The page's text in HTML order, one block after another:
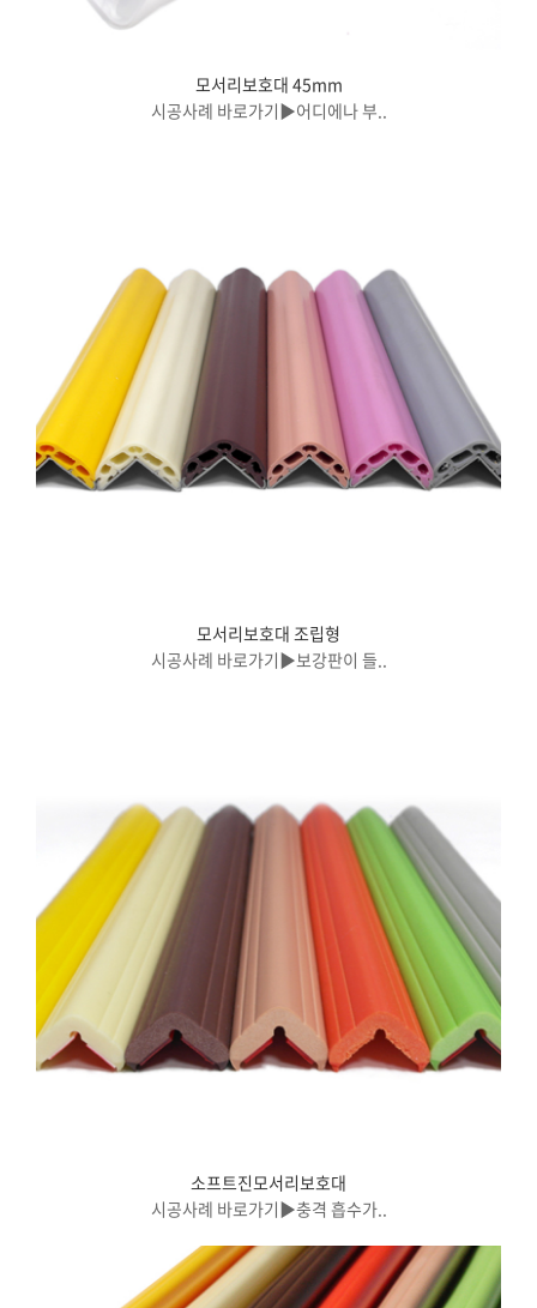
모서리보호대 45mm
시공사례 바로가기▶어디에나 부..
모서리보호대 조립형
시공사례 바로가기▶보강판이 들..
소프트진모서리보호대
시공사례 바로가기▶충격 흡수가..